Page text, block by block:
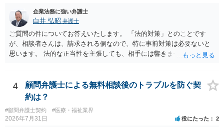
企業法務に強い弁護士
白井 弘昭 弁護士
ご質問の件についてお答えいたします。 「法的対策」とのことです
が、相談者さんは、請求される側なので、特に事前対策は必要ないと
思います。 法的な正当性を主張しても、相手には響きません。そもそ
的手段として裁判（おそらく少額訴訟）をするかどうかの問題ですの
で、訴訟を提起してきたら粛々と対応することになります。 少額訴訟
は、１人（１社）年間１０回までしかできないので、こちらが毅然と
支払いを拒否すれば、少額訴訟を提起する可能性は、低いものと思わ
れます。 ただ、裁判を東京などの遠隔地で起こされますと、対応する
だけで費用がかかりますので、難しいところです。 当事者での対応で
4
顧問弁護士による無料相談後のトラブルを防ぐ契
約は？
#顧問弁護士契約 #医療・福祉業界
2026年7月31日 役にたった 2